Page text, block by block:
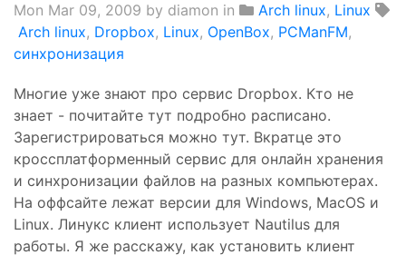
Mon Mar 09, 2009 by diamon in Arch linux, Linux
Arch linux, Dropbox, Linux, OpenBox, PCManFM,
синхронизация
Многие уже знают про сервис Dropbox. Кто не
знает - почитайте тут подробно расписано.
Зарегистрироваться можно тут. Вкратце это
кроссплатформенный сервис для онлайн хранения
и синхронизации файлов на разных компьютерах.
На оффсайте лежат версии для Windows, MacOS и
Linux. Линукс клиент использует Nautilus для
работы. Я же расскажу, как установить клиент